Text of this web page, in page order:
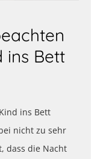
ins Bett
ins Bett
nicht zu sehr
dass die Nacht